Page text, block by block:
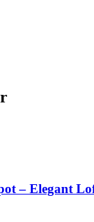
– Elegant